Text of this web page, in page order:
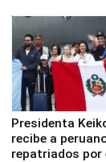
Presidenta
recibe a
repatriados por